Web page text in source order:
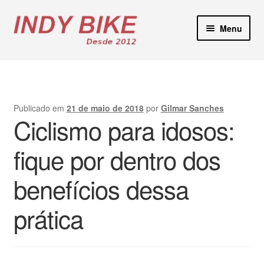
Pular
para
Pular
para
Menu
Lojas Físicas
Manutenção E-Bikes
Locação de Bicicletas
Contato
Publicado em 21 de maio de 2018 por Gilmar Sanches
Ciclismo para idosos:
fique por dentro dos
benefícios dessa
prática